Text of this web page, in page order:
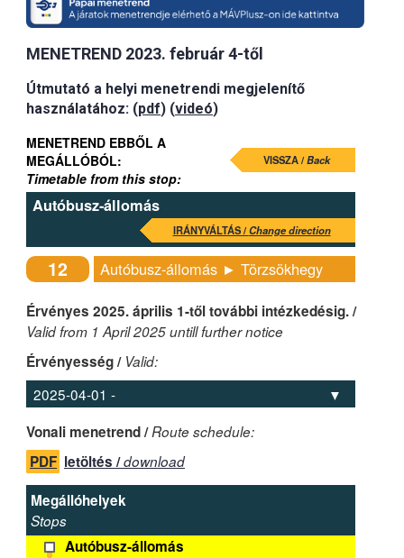
MENETREND 2023. február 4-től
Útmutató a helyi menetrendi megjelenítő
használatához: (pdf) (videó)
MENETREND EBBŐL A
MEGÁLLÓBÓL:
Timetable from this stop:
VISSZA /Back
Autóbusz-állomás
IRÁNYVÁLTÁS /Change direction
12 Autóbusz-állomás ► Törzsökhegy
Érvényes 2025. április 1-től további intézkedésig. /
Valid from 1 April 2025 untill further notice
Érvényesség / Valid:
Vonali menetrend /Route schedule:
PDF letöltés /download
Megállóhelyek
Stops
Autóbusz-állomás